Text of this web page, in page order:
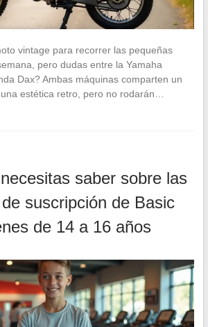
vintage para recorrer las pequeñas
pero dudas entre la Yamaha
Dax? Ambas máquinas comparten un
estética retro, pero no rodarán…
saber sobre las
suscripción de Basic
de 14 a 16 años